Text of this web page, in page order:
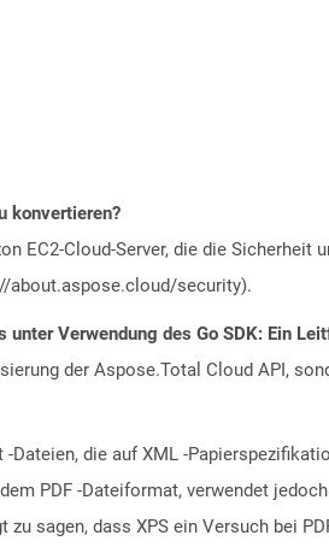
konvertieren?
EC2-Cloud-Server, die die
about.aspose.cloud/security).
unter Verwendung des Go SDK: Ein
der Aspose.Total Cloud API,
-Dateien, die auf XML -
PDF -Dateiformat, verwendet
sagen, dass XPS ein Versuch bei